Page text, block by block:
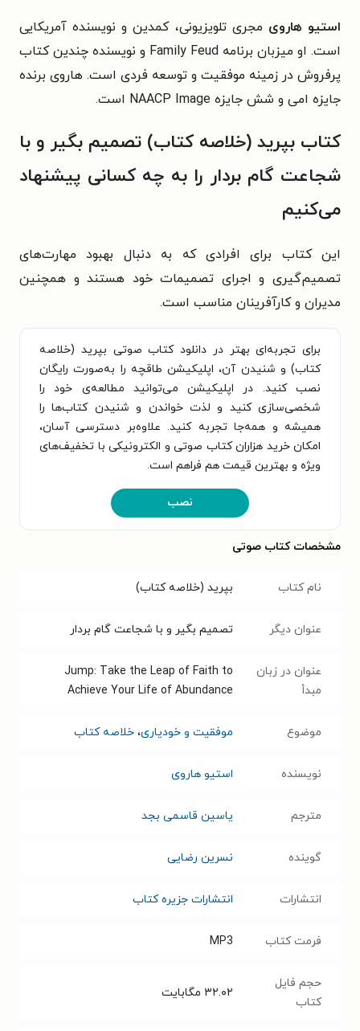
استیو هاروی مجری تلویزیونی، کمدین و نویسنده آمریکایی
است. او میزبان برنامه Family Feud و نویسنده چندین کتاب
پرفروش در زمینه موفقیت و توسعه فردی است. هاروی برنده
جایزه امی و شش جایزه NAACP Image است.
کتاب بپرید (خلاصه کتاب) تصمیم بگیر و با
شجاعت گام بردار را به چه کسانی پیشنهاد
می‌کنیم
این کتاب برای افرادی که به دنبال بهبود مهارت‌های
تصمیم‌گیری و اجرای تصمیمات خود هستند و همچنین
مدیران و کارآفرینان مناسب است.
برای تجربه‌ای بهتر در دانلود کتاب صوتی بپرید (خلاصه
کتاب) و شنیدن آن، اپلیکیشن طاقچه را به‌صورت رایگان
نصب کنید. در اپلیکیشن می‌توانید مطالعه‌ی خود را
شخصی‌سازی کنید و لذت خواندن و شنیدن کتاب‌ها را
همیشه و همه‌جا تجربه کنید. علاوه‌بر دسترسی آسان،
امکان خرید هزاران کتاب صوتی و الکترونیکی با تخفیف‌های
ویژه و بهترین قیمت هم فراهم است.
نصب
مشخصات کتاب صوتی
نام کتاب بپرید (خلاصه کتاب)
عنوان دیگر تصمیم بگیر و با شجاعت گام بردار
عنوان در زبان
مبدأ
Jump: Take the Leap of Faith to
Achieve Your Life of Abundance
موضوع موفقیت و خودیاری، خلاصه کتاب
نویسنده استیو هاروی
مترجم یاسین قاسمی بجد
گوینده نسرین رضایی
انتشارات انتشارات جزیره کتاب
فرمت کتاب MP3
حجم فایل
کتاب
۳۲.۰۲ مگابایت